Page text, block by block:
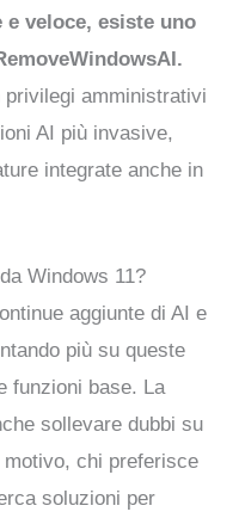
veloce, esiste uno
privilegi amministrativi
AI più invasive,
integrate anche in
Windows 11?
aggiunte di AI e
più su queste
funzioni base. La
sollevare dubbi su
chi preferisce
soluzioni per